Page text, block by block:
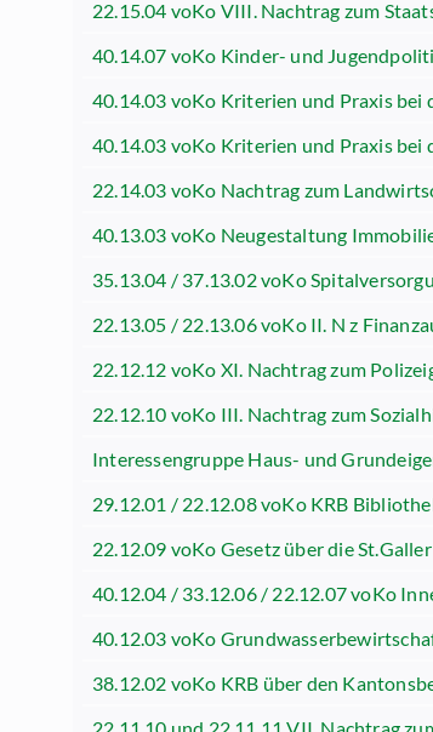
22.15.04 voKo VIII. Nachtrag zum
40.14.07 voKo Kinder- und
40.14.03 voKo Kriterien und Praxis
40.14.03 voKo Kriterien und Praxis
22.14.03 voKo Nachtrag zum
40.13.03 voKo Neugestaltung
35.13.04 / 37.13.02 voKo
22.13.05 / 22.13.06 voKo II. N z
22.12.12 voKo XI. Nachtrag zum
22.12.10 voKo III. Nachtrag zum
Interessengruppe Haus- und
29.12.01 / 22.12.08 voKo KRB
22.12.09 voKo Gesetz über die
40.12.04 / 33.12.06 / 22.12.07 voKo
40.12.03 voKo
38.12.02 voKo KRB über den